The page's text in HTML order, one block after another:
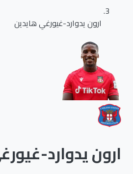
ارون يدوارد-غيورغي هايدين
ارون يدوارد-